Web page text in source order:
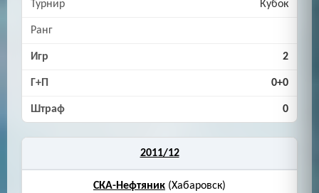
Кубок
2
0+0
0
2011/12
СКА-Нефтяник (Хабаровск)